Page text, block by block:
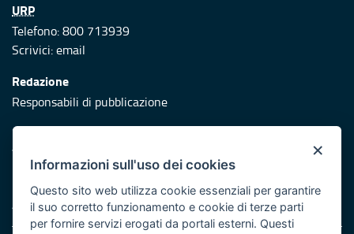
URP
Telefono: 800 713939
Scrivici:email
Redazione
Responsabili di pubblicazione
Protezione civile
Vai al sito di Protezione Civile Puglia
Iniziativa finanziata con risorse del POR Puglia 2014/2020 -
Asse XI
×
Informazioni sull'uso dei cookies
Questo sito web utilizza cookie essenziali per garantire
il suo corretto funzionamento e cookie di terze parti
per fornire servizi erogati da portali esterni. Questi